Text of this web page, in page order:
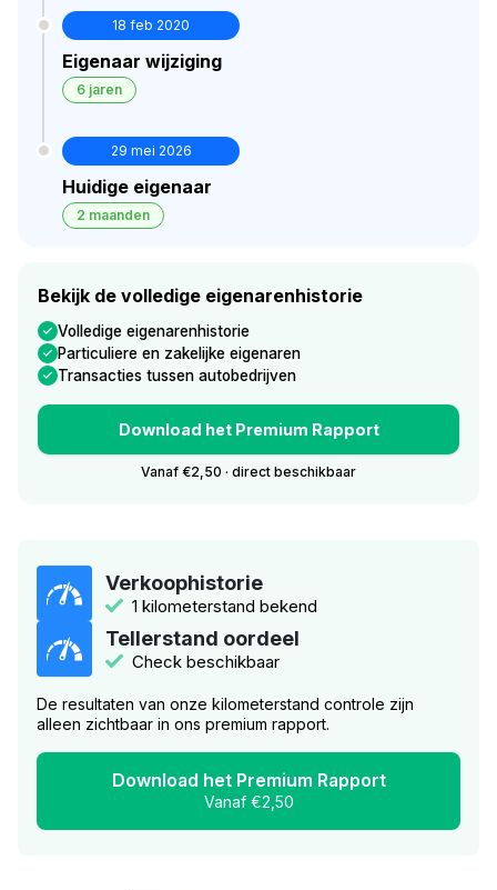
18 feb 2020
Eigenaar wijziging
6 jaren
29 mei 2026
Huidige eigenaar
2 maanden
Bekijk de volledige eigenarenhistorie
Volledige eigenarenhistorie
Particuliere en zakelijke eigenaren
Transacties tussen autobedrijven
Download het Premium Rapport
Vanaf €2,50 · direct beschikbaar
Verkoophistorie
1 kilometerstand bekend
Tellerstand oordeel
Check beschikbaar
De resultaten van onze kilometerstand controle zijn
alleen zichtbaar in ons premium rapport.
Download het Premium Rapport
Vanaf €2,50